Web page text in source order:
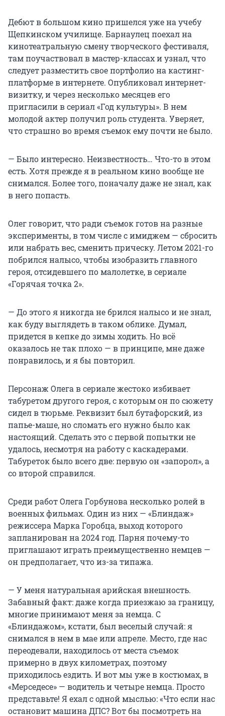
Дебют в большом кино пришелся уже на учебу
Щепкинском училище. Барнаулец поехал на
кинотеатральную смену творческого фестиваля,
там поучаствовал в мастер-классах и узнал, что
следует разместить свое портфолио на кастинг-
платформе в интернете. Опубликовал интернет-
визитку, и через несколько месяцев его
пригласили в сериал «Год культуры». В нем
молодой актер получил роль студента. Уверяет,
что страшно во время съемок ему почти не было.
— Было интересно. Неизвестность… Что-то в этом
есть. Хотя прежде я в реальном кино вообще не
снимался. Более того, поначалу даже не знал, как
в него попасть.
Олег говорит, что ради съемок готов на разные
эксперименты, в том числе с имиджем — сбросить
или набрать вес, сменить прическу. Летом 2021-го
побрился налысо, чтобы изобразить главного
героя, отсидевшего по малолетке, в сериале
«Горячая точка 2».
— До этого я никогда не брился налысо и не знал,
как буду выглядеть в таком облике. Думал,
придется в кепке до зимы ходить. Но всё
оказалось не так плохо — в принципе, мне даже
понравилось, и я бы повторил.
Персонаж Олега в сериале жестоко избивает
табуретом другого героя, с которым он по сюжету
сидел в тюрьме. Реквизит был бутафорский, из
папье-маше, но сломать его нужно было как
настоящий. Сделать это с первой попытки не
удалось, несмотря на работу с каскадерами.
Табуреток было всего две: первую он «запорол», а
со второй справился.
Среди работ Олега Горбунова несколько ролей в
военных фильмах. Один из них — «Блиндаж»
режиссера Марка Горобца, выход которого
запланирован на 2024 год. Парня почему-то
приглашают играть преимущественно немцев —
он предполагает, что из-за типажа.
— У меня натуральная арийская внешность.
Забавный факт: даже когда приезжаю за границу,
многие принимают меня за немца. С
«Блиндажом», кстати, был веселый случай: я
снимался в нем в мае или апреле. Место, где нас
переодевали, находилось от места съемок
примерно в двух километрах, поэтому
приходилось ездить. И вот мы уже в костюмах, в
«Мерседесе» — водитель и четыре немца. Просто
представьте! Я ехал с одной мыслью: «Что если нас
остановит машина ДПС? Вот бы посмотреть на